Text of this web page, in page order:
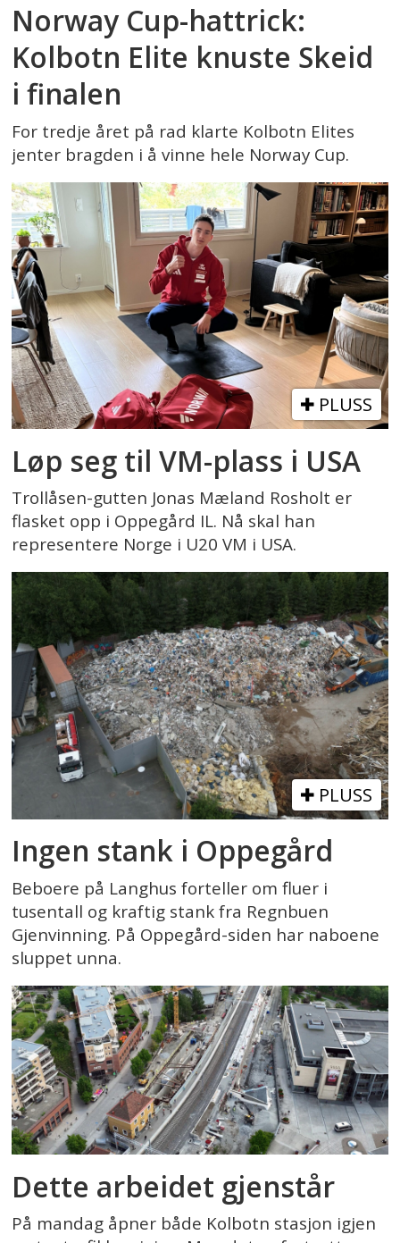
Norway Cup-hattrick:
Kolbotn Elite knuste Skeid
i finalen
For tredje året på rad klarte Kolbotn Elites
jenter bragden i å vinne hele Norway Cup.
PLUSS
Løp seg til VM-plass i USA
Trollåsen-gutten Jonas Mæland Rosholt er
flasket opp i Oppegård IL. Nå skal han
representere Norge i U20 VM i USA.
PLUSS
Ingen stank i Oppegård
Beboere på Langhus forteller om fluer i
tusentall og kraftig stank fra Regnbuen
Gjenvinning. På Oppegård-siden har naboene
sluppet unna.
Dette arbeidet gjenstår
På mandag åpner både Kolbotn stasjon igjen